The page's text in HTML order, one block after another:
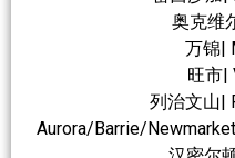
奥克维
万锦|
旺市|
列治文山|
Aurora/Barrie/